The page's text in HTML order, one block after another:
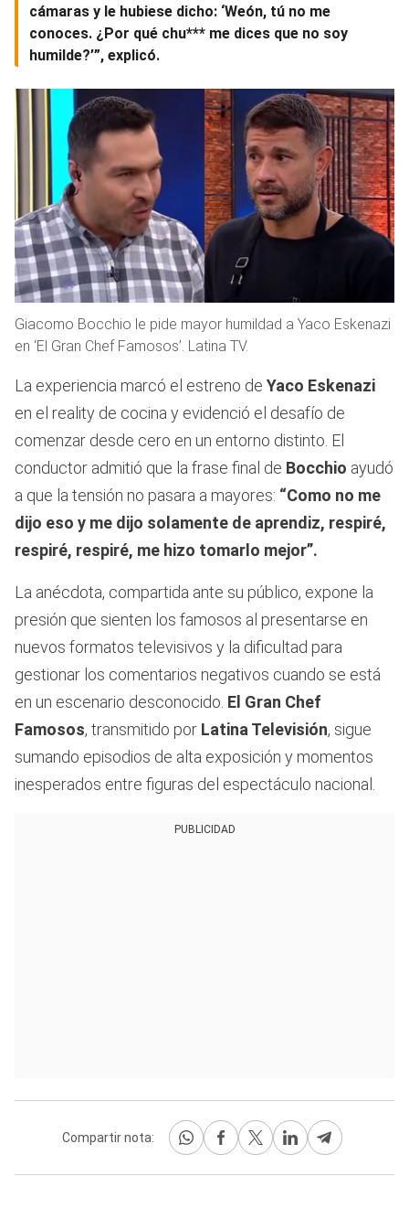
cámaras y le hubiese dicho: ‘Weón, tú no me
conoces. ¿Por qué chu*** me dices que no soy
humilde?’”, explicó.
Giacomo Bocchio le pide mayor humildad a Yaco Eskenazi
en ‘El Gran Chef Famosos’. Latina TV.
La experiencia marcó el estreno de Yaco Eskenazi
en el reality de cocina y evidenció el desafío de
comenzar desde cero en un entorno distinto. El
conductor admitió que la frase final de Bocchio ayudó
a que la tensión no pasara a mayores: “Como no me
dijo eso y me dijo solamente de aprendiz, respiré,
respiré, respiré, me hizo tomarlo mejor”.
La anécdota, compartida ante su público, expone la
presión que sienten los famosos al presentarse en
nuevos formatos televisivos y la dificultad para
gestionar los comentarios negativos cuando se está
en un escenario desconocido. El Gran Chef
Famosos, transmitido por Latina Televisión, sigue
sumando episodios de alta exposición y momentos
inesperados entre figuras del espectáculo nacional.
PUBLICIDAD
Compartir nota: